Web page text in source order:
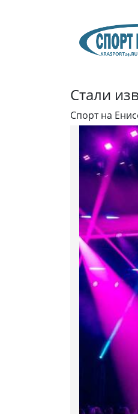
Стали
Спорт на